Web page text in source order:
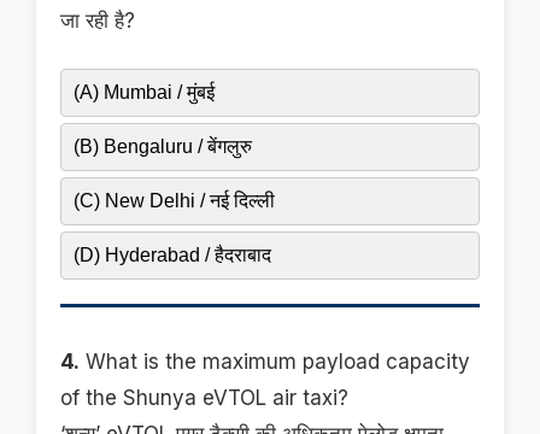
जा रही है?
(A) Mumbai / मुंबई
(B) Bengaluru / बेंगलुरु
(C) New Delhi / नई दिल्ली
(D) Hyderabad / हैदराबाद
4. What is the maximum payload capacity
of the Shunya eVTOL air taxi?